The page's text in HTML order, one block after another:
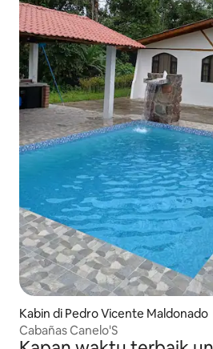
Kabin di Pedro Vicente Maldonado
Cabañas Canelo'S